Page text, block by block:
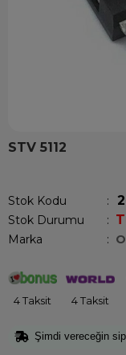
STV 5112
Son 12 saatte
Stok Kodu
Stok Durumu :
Marka :
4 Taksit 4 Taksit
Şimdi vereceğin